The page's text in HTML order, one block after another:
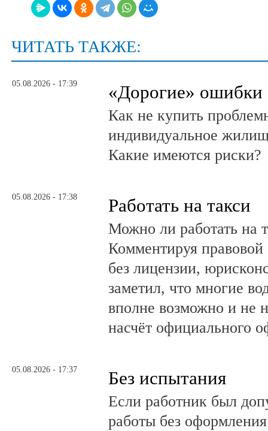
ЧИТАТЬ ТАКЖЕ:
05.08.2026 - 17:39 «Дорогие» ошибки
Как не купить
индивидуальное
Какие имеются риски?
05.08.2026 - 17:38 Работать на такси
Можно ли работать на
Комментируя правовой
без лицензии,
заметил, что многие
вполне возможно и не
насчёт официального
05.08.2026 - 17:37 Без испытания
Если работник был
работы без